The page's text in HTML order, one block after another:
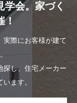
会。家づく
実際にお客様が建て
探し、住宅メーカー
ます。